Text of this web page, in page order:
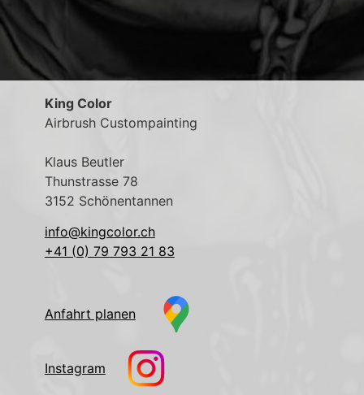
King Color
Airbrush Custompainting
Klaus Beutler
Thunstrasse 78
3152 Schönentannen
info@kingcolor.ch
+41 (0) 79 793 21 83
Anfahrt planen
Instagram